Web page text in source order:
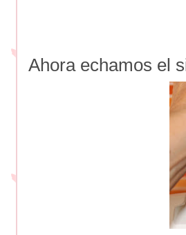
Ahora echamos el